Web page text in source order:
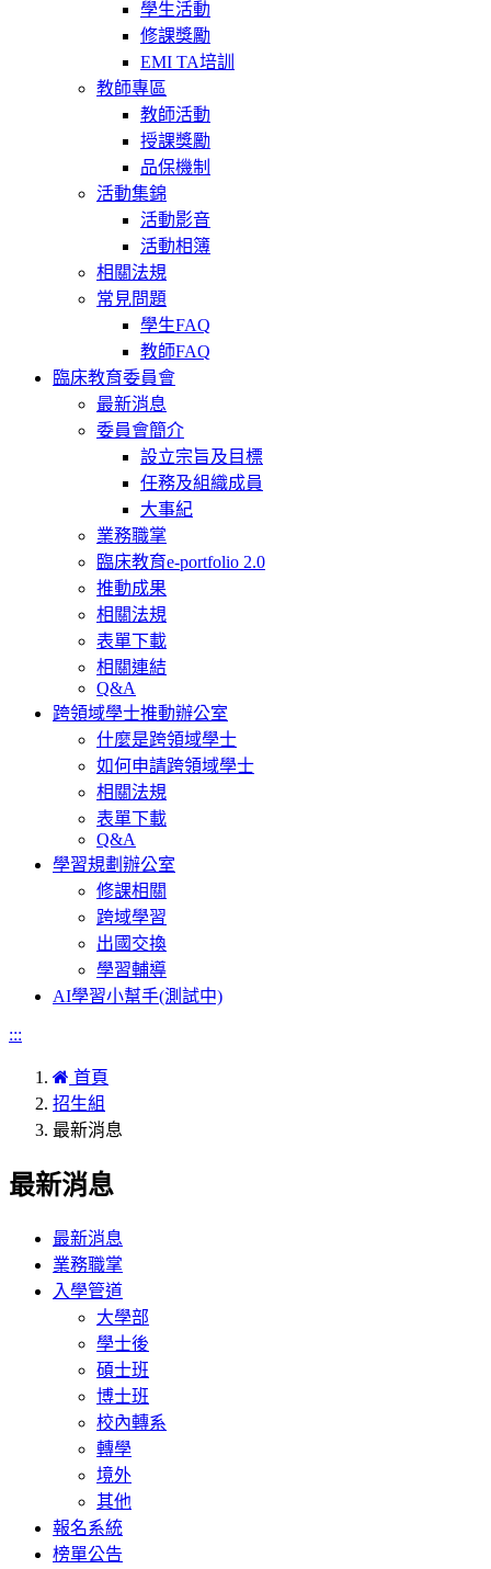
學生活動
修課獎勵
EMI TA培訓
教師專區
教師活動
授課獎勵
品保機制
活動集錦
活動影音
活動相簿
相關法規
常見問題
學生FAQ
教師FAQ
臨床教育委員會
最新消息
委員會簡介
設立宗旨及目標
任務及組織成員
大事紀
業務職掌
臨床教育e-portfolio 2.0
推動成果
相關法規
表單下載
相關連結
Q&A
跨領域學士推動辦公室
什麼是跨領域學士
如何申請跨領域學士
相關法規
表單下載
Q&A
學習規劃辦公室
修課相關
跨域學習
出國交換
學習輔導
AI學習小幫手(測試中)
:::
首頁
招生組
最新消息
最新消息
最新消息
業務職掌
入學管道
大學部
學士後
碩士班
博士班
校內轉系
轉學
境外
其他
報名系統
榜單公告